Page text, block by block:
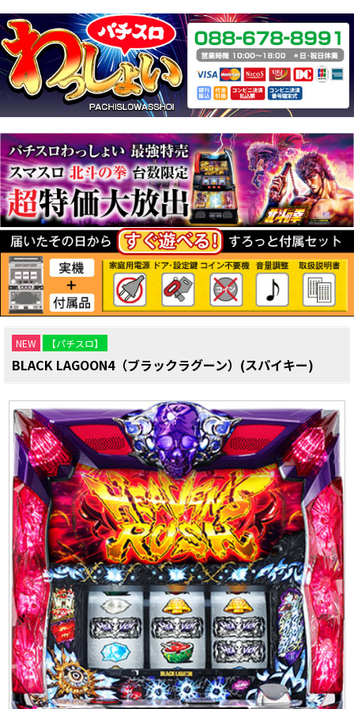
NEW 【パチスロ】
BLACK LAGOON4（ブラックラグーン）(スパイキー)